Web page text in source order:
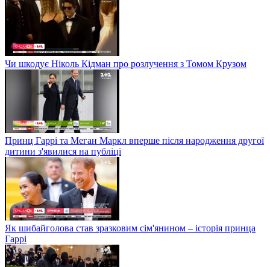
Чи шкодує Ніколь Кідман про розлучення з Томом Крузом
Принц Гаррі та Меган Маркл вперше після народження другої
дитини з'явилися на публіці
Як шибайголова став зразковим сім'янином – історія принца
Гаррі